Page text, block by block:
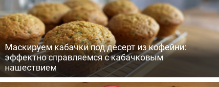
Маскируем кабачки под десерт из кофейни:
эффектно справляемся с кабачковым
нашествием